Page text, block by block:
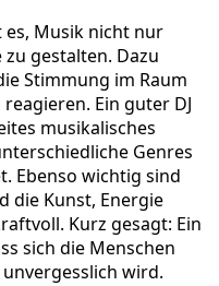
es, Musik nicht nur
gestalten. Dazu
Stimmung im Raum
Ein guter DJ
musikalisches
Genres
Ebenso wichtig sind
die Kunst, Energie
Kurz gesagt: Ein
sich die Menschen
wird.